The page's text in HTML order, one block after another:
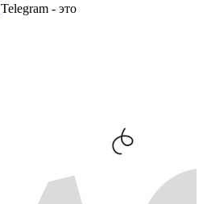
Telegram - это